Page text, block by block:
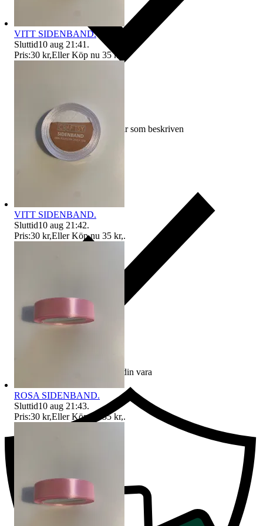
Ersättning om varan inte är som beskriven
Ersättning om du inte får din vara
VITT SIDENBAND.
Sluttid10 aug 21:41 .
Pris:30 kr,Eller Köp nu 35 kr
VITT SIDENBAND.
Sluttid10 aug 21:42.
Pris:30 kr,Eller Köp nu 35 kr,.
ROSA SIDENBAND.
Sluttid10 aug 21:43.
Pris:30 kr,Eller Köp nu 35 kr,.